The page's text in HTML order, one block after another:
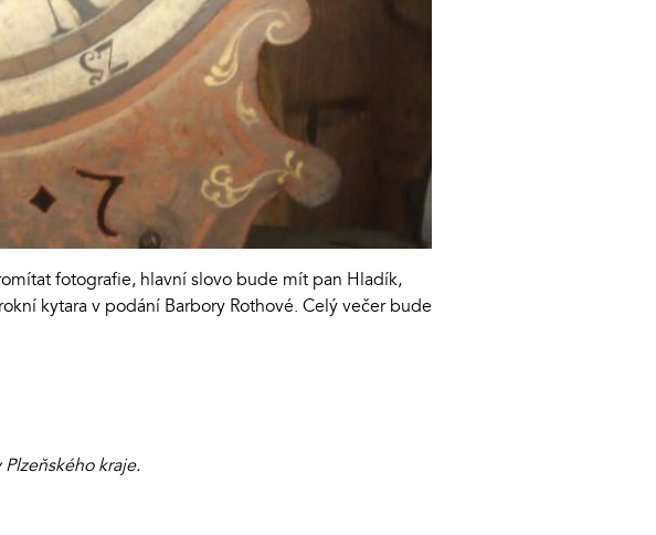
fotografie, hlavní slovo bude mít pan Hladík,
kytara v podání Barbory Rothové. Celý večer bude
kraje.